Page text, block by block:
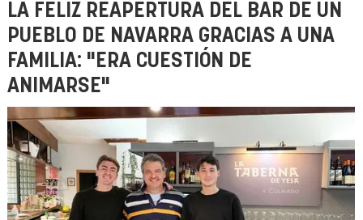
LA FELIZ REAPERTURA DEL BAR DE UN
PUEBLO DE NAVARRA GRACIAS A UNA
FAMILIA: "ERA CUESTIÓN DE
ANIMARSE"